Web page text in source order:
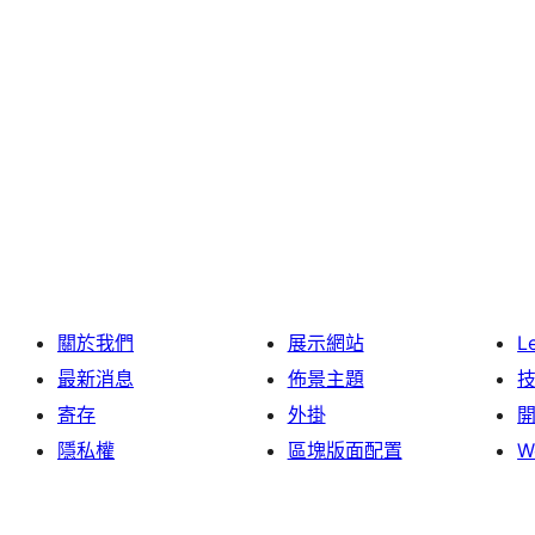
關於我們
最新消息
寄存
隱私權
展示網站
佈景主題
外掛
區塊版面配置